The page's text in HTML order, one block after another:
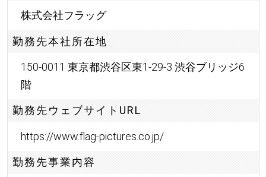
株式会社フラッグ
勤務先本社所在地
150-0011 東京都渋谷区東1-29-3 渋谷ブリッジ6
階
勤務先ウェブサイトURL
https://www.flag-pictures.co.jp/
勤務先事業内容